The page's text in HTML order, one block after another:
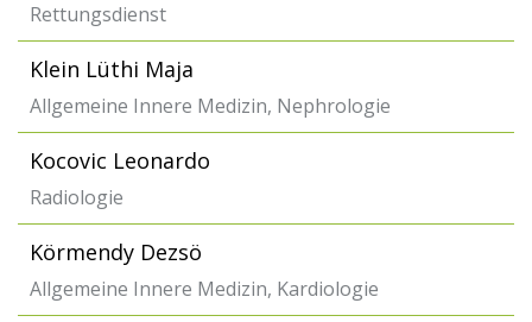
Rettungsdienst
Klein Lüthi Maja
Allgemeine Innere Medizin, Nephrologie
Kocovic Leonardo
Radiologie
Körmendy Dezsö
Allgemeine Innere Medizin, Kardiologie